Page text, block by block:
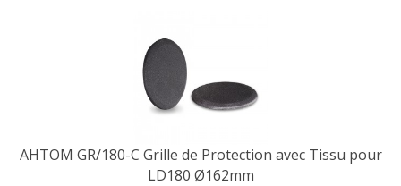
AHTOM GR/180-C Grille de Protection avec Tissu pour
LD180 Ø162mm